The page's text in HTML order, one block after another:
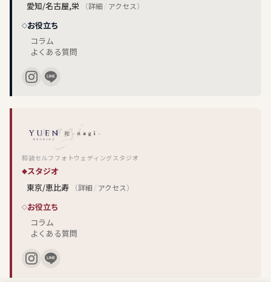
愛知/名古屋,栄 （詳細 / アクセス）
お役立ち
コラム
よくある質問
和装セルフフォトウェディングスタジオ
スタジオ
東京/恵比寿
（詳細 / アクセス）
お役立ち
コラム
よくある質問